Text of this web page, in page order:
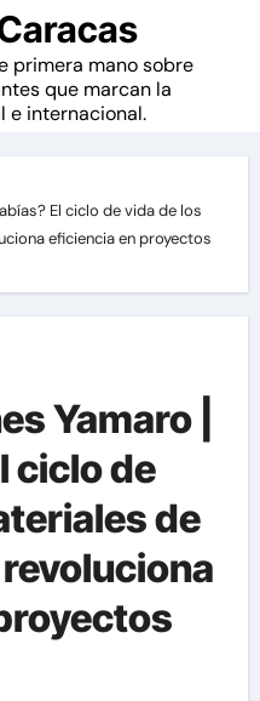
primera mano sobre
que marcan la
e internacional.
El ciclo de vida de los
eficiencia en proyectos
Yamaro |
ciclo de
de